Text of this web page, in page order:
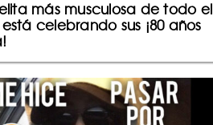
más musculosa de todo el
celebrando sus ¡80 años